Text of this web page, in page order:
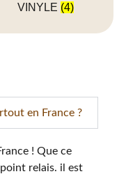
VINYLE (4)
en France ?
! Que ce
relais. il est